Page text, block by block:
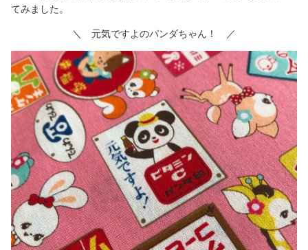
てみました。
＼ 元気ですよのパンダちゃん！ ／